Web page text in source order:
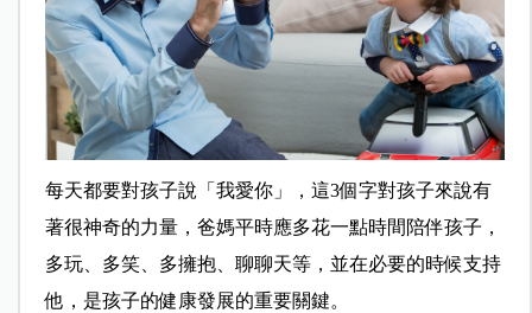
每天都要對孩子說「我愛你」，這3個字對孩子來說有
著很神奇的力量，爸媽平時應多花一點時間陪伴孩子，
多玩、多笑、多擁抱、聊聊天等，並在必要的時候支持
他，是孩子的健康發展的重要關鍵。